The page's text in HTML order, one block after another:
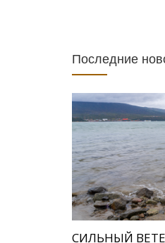
Последние
СИЛЬНЫЙ